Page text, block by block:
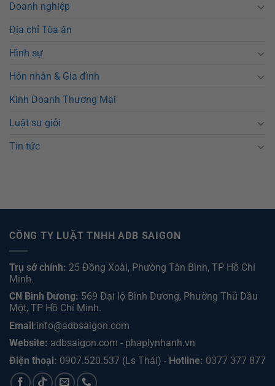
Doanh nghiệp
Địa chỉ Tòa án
Hình sự
Hôn nhân & Gia đình
Kinh Doanh Thương Mại
Luật sư giỏi
Tin tức
CÔNG TY LUẬT TNHH ADB SAIGON
Trụ sở chính: 25 Đồng Xoài, Phường Tân Bình, TP Hồ Chí
Minh.
CN Bình Dương: 569 Đại lộ Bình Dương, Phường Thủ Dầu
Một, TP Hồ Chí Minh.
Email:info@adbsaigon.com
Website: adbsaigon.com - phaplynhanh.vn
Điện thoại: 0907.520.537 (Ls Thái) - Hotline: 0377 377 877